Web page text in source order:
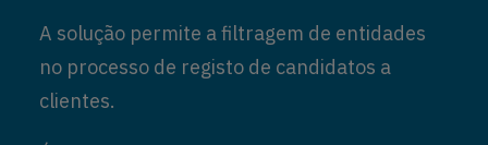
A solução permite a filtragem de entidades
no processo de registo de candidatos a
clientes.